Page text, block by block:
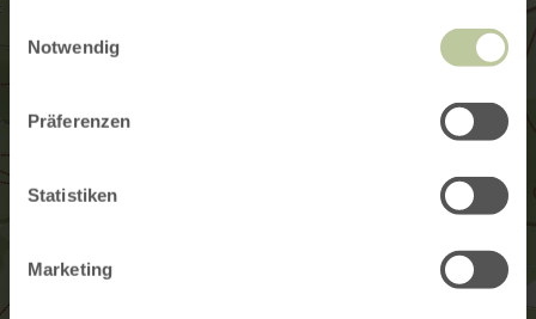
Notwendig
Präferenzen
Statistiken
Marketing